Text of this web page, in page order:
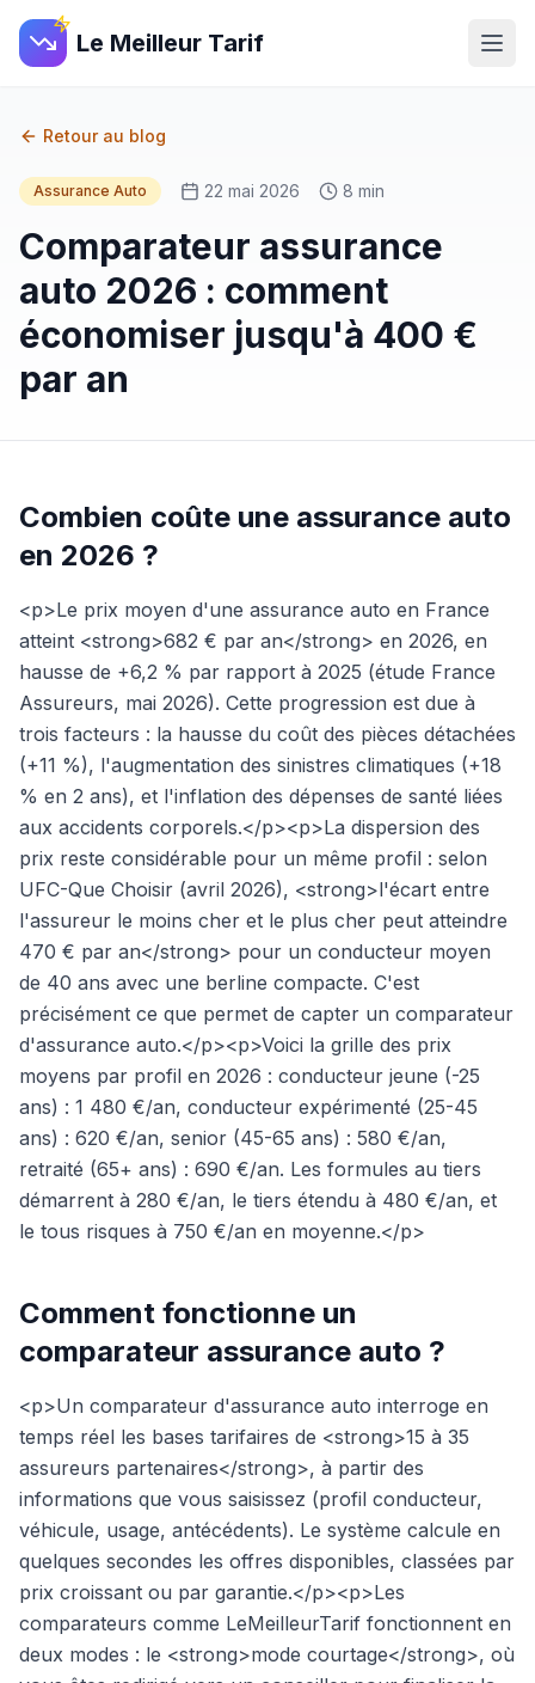
Le Meilleur Tarif
Retour au blog
Assurance Auto 22 mai 2026 8 min
Comparateur assurance
auto 2026 : comment
économiser jusqu'à 400 €
par an
Combien coûte une assurance auto
en 2026 ?
<p>Le prix moyen d'une assurance auto en France
atteint <strong>682 € par an</strong> en 2026, en
hausse de +6,2 % par rapport à 2025 (étude France
Assureurs, mai 2026). Cette progression est due à
trois facteurs : la hausse du coût des pièces détachées
(+11 %), l'augmentation des sinistres climatiques (+18
% en 2 ans), et l'inflation des dépenses de santé liées
aux accidents corporels.</p><p>La dispersion des
prix reste considérable pour un même profil : selon
UFC-Que Choisir (avril 2026), <strong>l'écart entre
l'assureur le moins cher et le plus cher peut atteindre
470 € par an</strong> pour un conducteur moyen
de 40 ans avec une berline compacte. C'est
précisément ce que permet de capter un comparateur
d'assurance auto.</p><p>Voici la grille des prix
moyens par profil en 2026 : conducteur jeune (-25
ans) : 1 480 €/an, conducteur expérimenté (25-45
ans) : 620 €/an, senior (45-65 ans) : 580 €/an,
retraité (65+ ans) : 690 €/an. Les formules au tiers
démarrent à 280 €/an, le tiers étendu à 480 €/an, et
le tous risques à 750 €/an en moyenne.</p>
Comment fonctionne un
comparateur assurance auto ?
<p>Un comparateur d'assurance auto interroge en
temps réel les bases tarifaires de <strong>15 à 35
assureurs partenaires</strong>, à partir des
informations que vous saisissez (profil conducteur,
véhicule, usage, antécédents). Le système calcule en
quelques secondes les offres disponibles, classées par
prix croissant ou par garantie.</p><p>Les
comparateurs comme LeMeilleurTarif fonctionnent en
deux modes : le <strong>mode courtage</strong>, où